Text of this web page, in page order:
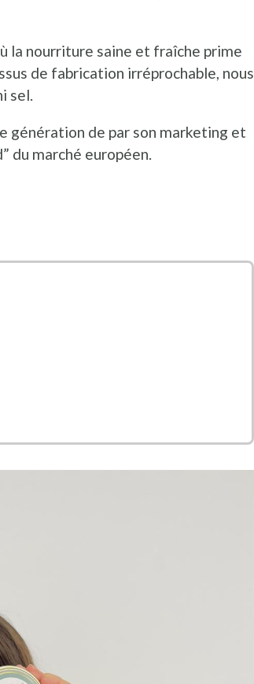
la nourriture saine et fraîche prime
de fabrication irréprochable, nous
sel.
génération de par son marketing et
du marché européen.
nouvelle fenêtre
fenêtre
fenêtre
fenêtre
fenêtre